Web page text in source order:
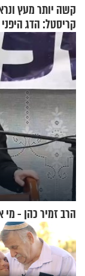
קשה יותר מעץ
קריסטל: הדג
בלתי אפשרי לחתוך
הרב זמיר כהן -